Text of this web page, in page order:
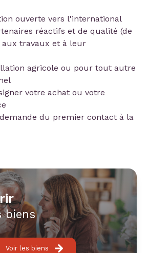
biens
Voir les biens
ouverte vers l'international
réactifs et de qualité (de
travaux et à leur
agricole ou pour tout autre
votre achat ou votre
du premier contact à la